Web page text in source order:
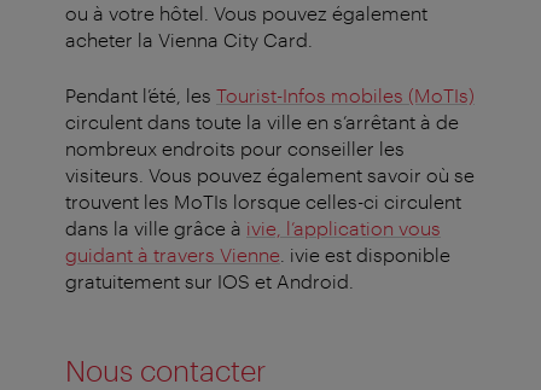
ou à votre hôtel. Vous pouvez également
acheter la Vienna City Card.
Pendant l’été, les Tourist-Infos mobiles (MoTIs)
circulent dans toute la ville en s’arrêtant à de
nombreux endroits pour conseiller les
visiteurs. Vous pouvez également savoir où se
trouvent les MoTIs lorsque celles-ci circulent
dans la ville grâce à ivie, l’application vous
guidant à travers Vienne . ivie est disponible
gratuitement sur IOS et Android.
Nous contacter